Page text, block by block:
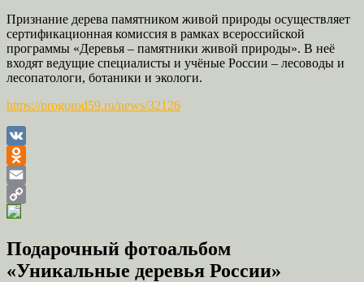
Признание дерева памятником живой природы осуществляет
сертификационная комиссия в рамках всероссийской
программы «Деревья – памятники живой природы». В неё
входят ведущие специалисты и учёные России – лесоводы и
лесопатологи, ботаники и экологи.
https://progorod59.ru/news/32126
VK
Odnoklassniki
Email
Copy
Подарочный фотоальбом
«Уникальные деревья России»